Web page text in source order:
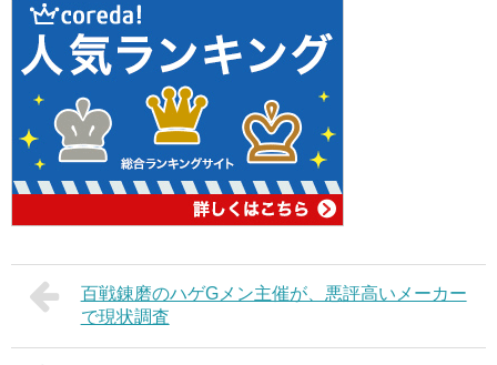
百戦錬磨のハゲGメン主催が、悪評高いメーカー
で現状調査